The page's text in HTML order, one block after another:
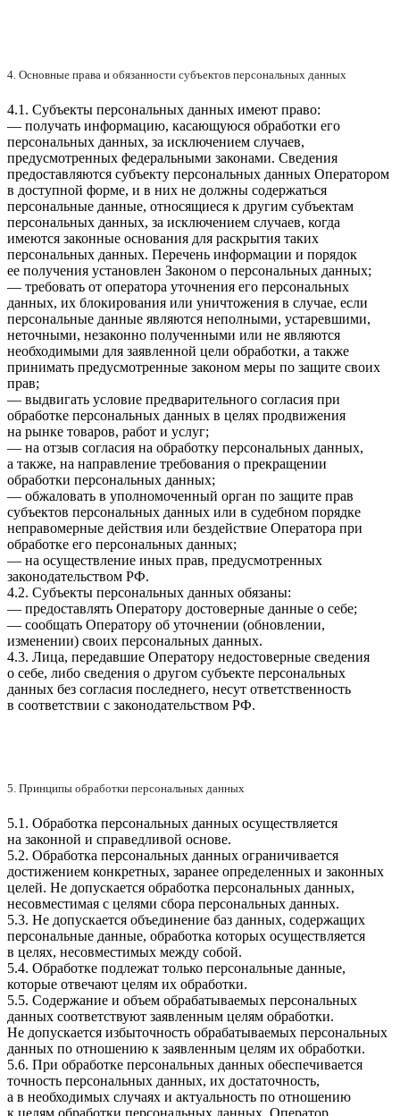
4. Основные права и обязанности субъектов персональных данных
4.1. Субъекты персональных данных имеют право:
— получать информацию, касающуюся обработки его
персональных данных, за исключением случаев,
предусмотренных федеральными законами. Сведения
предоставляются субъекту персональных данных Оператором
в доступной форме, и в них не должны содержаться
персональные данные, относящиеся к другим субъектам
персональных данных, за исключением случаев, когда
имеются законные основания для раскрытия таких
персональных данных. Перечень информации и порядок
ее получения установлен Законом о персональных данных;
— требовать от оператора уточнения его персональных
данных, их блокирования или уничтожения в случае, если
персональные данные являются неполными, устаревшими,
неточными, незаконно полученными или не являются
необходимыми для заявленной цели обработки, а также
принимать предусмотренные законом меры по защите своих
прав;
— выдвигать условие предварительного согласия при
обработке персональных данных в целях продвижения
на рынке товаров, работ и услуг;
— на отзыв согласия на обработку персональных данных,
а также, на направление требования о прекращении
обработки персональных данных;
— обжаловать в уполномоченный орган по защите прав
субъектов персональных данных или в судебном порядке
неправомерные действия или бездействие Оператора при
обработке его персональных данных;
— на осуществление иных прав, предусмотренных
законодательством РФ.
4.2. Субъекты персональных данных обязаны:
— предоставлять Оператору достоверные данные о себе;
— сообщать Оператору об уточнении (обновлении,
изменении) своих персональных данных.
4.3. Лица, передавшие Оператору недостоверные сведения
о себе, либо сведения о другом субъекте персональных
данных без согласия последнего, несут ответственность
в соответствии с законодательством РФ.
5. Принципы обработки персональных данных
5.1. Обработка персональных данных осуществляется
на законной и справедливой основе.
5.2. Обработка персональных данных ограничивается
достижением конкретных, заранее определенных и законных
целей. Не допускается обработка персональных данных,
несовместимая с целями сбора персональных данных.
5.3. Не допускается объединение баз данных, содержащих
персональные данные, обработка которых осуществляется
в целях, несовместимых между собой.
5.4. Обработке подлежат только персональные данные,
которые отвечают целям их обработки.
5.5. Содержание и объем обрабатываемых персональных
данных соответствуют заявленным целям обработки.
Не допускается избыточность обрабатываемых персональных
данных по отношению к заявленным целям их обработки.
5.6. При обработке персональных данных обеспечивается
точность персональных данных, их достаточность,
а в необходимых случаях и актуальность по отношению
к целям обработки персональных данных. Оператор